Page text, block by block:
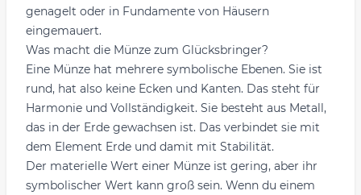
genagelt oder in Fundamente von Häusern
eingemauert.
Was macht die Münze zum Glücksbringer?
Eine Münze hat mehrere symbolische Ebenen. Sie ist
rund, hat also keine Ecken und Kanten. Das steht für
Harmonie und Vollständigkeit. Sie besteht aus Metall,
das in der Erde gewachsen ist. Das verbindet sie mit
dem Element Erde und damit mit Stabilität.
Der materielle Wert einer Münze ist gering, aber ihr
symbolischer Wert kann groß sein. Wenn du einem